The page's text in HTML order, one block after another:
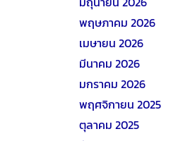
พฤษภาคม 2026
เมษายน 2026
มีนาคม 2026
มกราคม 2026
พฤศจิกายน 2025
ตุลาคม 2025